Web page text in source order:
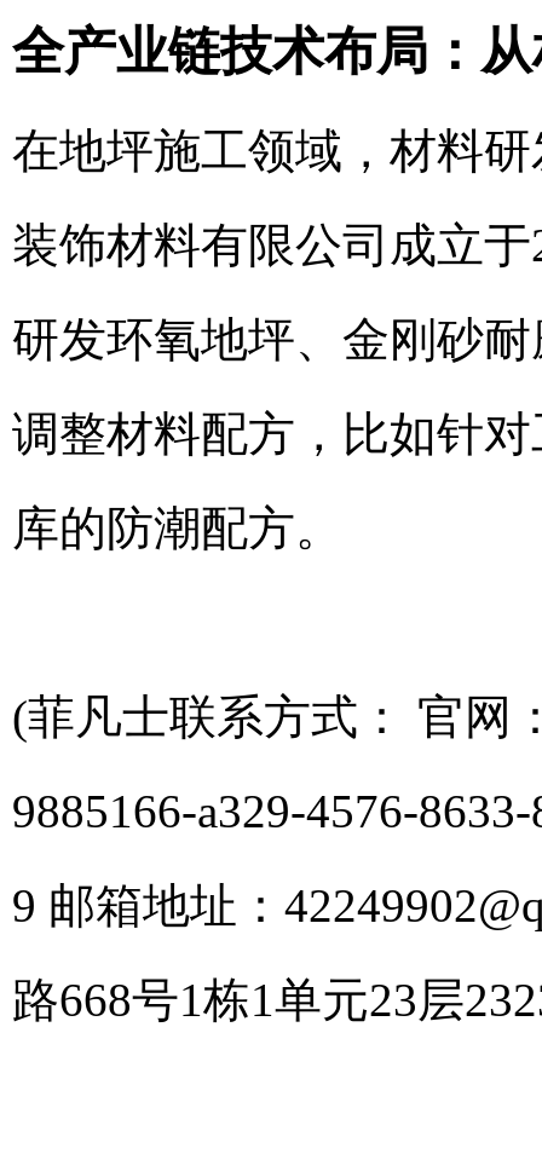
全产业链技术布局：
在地坪施工领域，材料
装饰材料有限公司成立
研发环氧地坪、金刚砂
调整材料配方，比如针
库的防潮配方。
(菲凡士联系方式： 官网
9885166-a329-4576-
9 邮箱地址：
路668号1栋1单元23层